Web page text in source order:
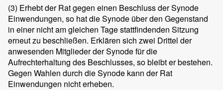
(3) Erhebt der Rat gegen einen Beschluss der Synode
Einwendungen, so hat die Synode über den Gegenstand
in einer nicht am gleichen Tage stattfindenden Sitzung
erneut zu beschließen. Erklären sich zwei Drittel der
anwesenden Mitglieder der Synode für die
Aufrechterhaltung des Beschlusses, so bleibt er bestehen.
Gegen Wahlen durch die Synode kann der Rat
Einwendungen nicht erheben.